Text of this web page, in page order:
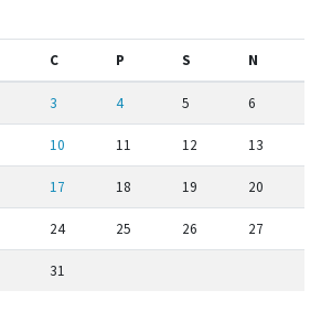
C P S N
3 4 5 6
10 11 12 13
17 18 19 20
24 25 26 27
31